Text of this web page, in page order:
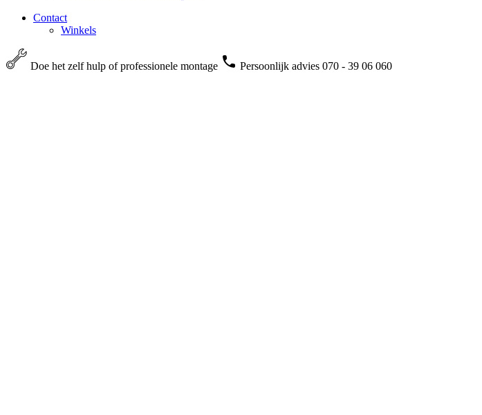
Contact
Winkels
Doe het zelf hulp of professionele montage Persoonlijk advies 070 - 39 06 060